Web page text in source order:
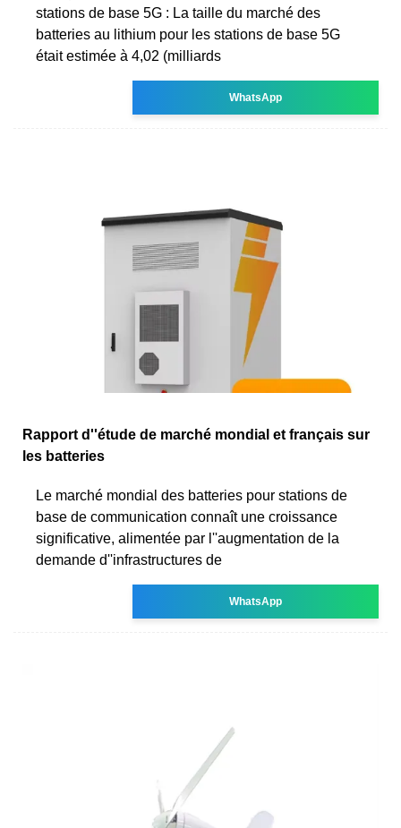
stations de base 5G : La taille du marché des
batteries au lithium pour les stations de base 5G
était estimée à 4,02 (milliards
WhatsApp
Rapport d''étude de marché mondial et français sur
les batteries
Le marché mondial des batteries pour stations de
base de communication connaît une croissance
significative, alimentée par l''augmentation de la
demande d''infrastructures de
WhatsApp